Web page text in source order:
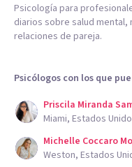
Psicología para
diarios sobre salud
relaciones de pareja.
Psicólogos con los que
Priscila Miranda
Miami, Estados
Michelle Coccaro
Weston, Estados